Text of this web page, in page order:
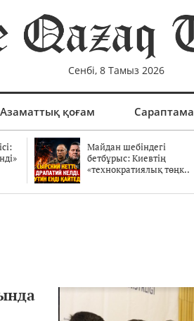
Сенбі, 8 Тамыз 2026
Азаматтық қоғам Сараптама
Майдан шебіндегі
бетбұрыс: Киевтің
«технократиялық төңк..